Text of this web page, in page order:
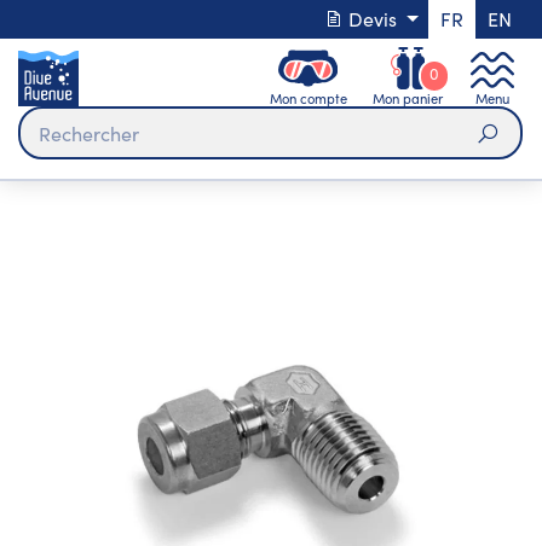
Devis FR EN
Mon compte Mon panier
0
Menu